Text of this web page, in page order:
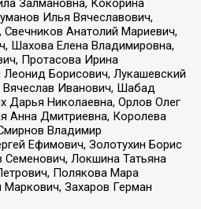
Илья Вячеславович,
Анатолий Мариевич,
Шахова Елена Владимировна,
Протасова Ирина
Леонид Борисович, Лукашевский
Вячеслав Иванович, Шабад
Дарья Николаевна, Орлов Олег
Анна Дмитриевна, Королева
Владимир
Ефимович, Золотухин Борис
Локшина Татьяна
Полякова Мара
Захаров Герман